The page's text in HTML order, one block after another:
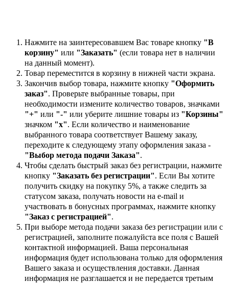
Нажмите на заинтересовавшем Вас товаре кнопку "В
корзину" или "Заказать" (если товара нет в наличии
на данный момент).
Товар переместится в корзину в нижней части экрана.
Закончив выбор товара, нажмите кнопку "Оформить
заказ". Проверьте выбранные товары, при
необходимости измените количество товаров, значками
"+" или "-" или уберите лишние товары из "Корзины"
значком "х". Если количество и наименование
выбранного товара соответствует Вашему заказу,
переходите к следующему этапу оформления заказа -
"Выбор метода подачи Заказа".
Чтобы сделать быстрый заказ без регистрации, нажмите
кнопку "Заказать без регистрации". Если Вы хотите
получить скидку на покупку 5%, а также следить за
статусом заказа, получать новости на e-mail и
участвовать в бонусных программах, нажмите кнопку
"Заказ с регистрацией".
При выборе метода подачи заказа без регистрации или с
регистрацией, заполните пожалуйста все поля с Вашей
контактной информацией. Ваша персональная
информация будет использована только для оформления
Вашего заказа и осуществления доставки. Данная
информация не разглашается и не передается третьим